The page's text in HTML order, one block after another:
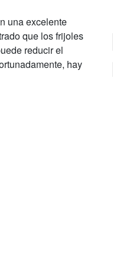
una excelente
que los frijoles
reducir el
hay